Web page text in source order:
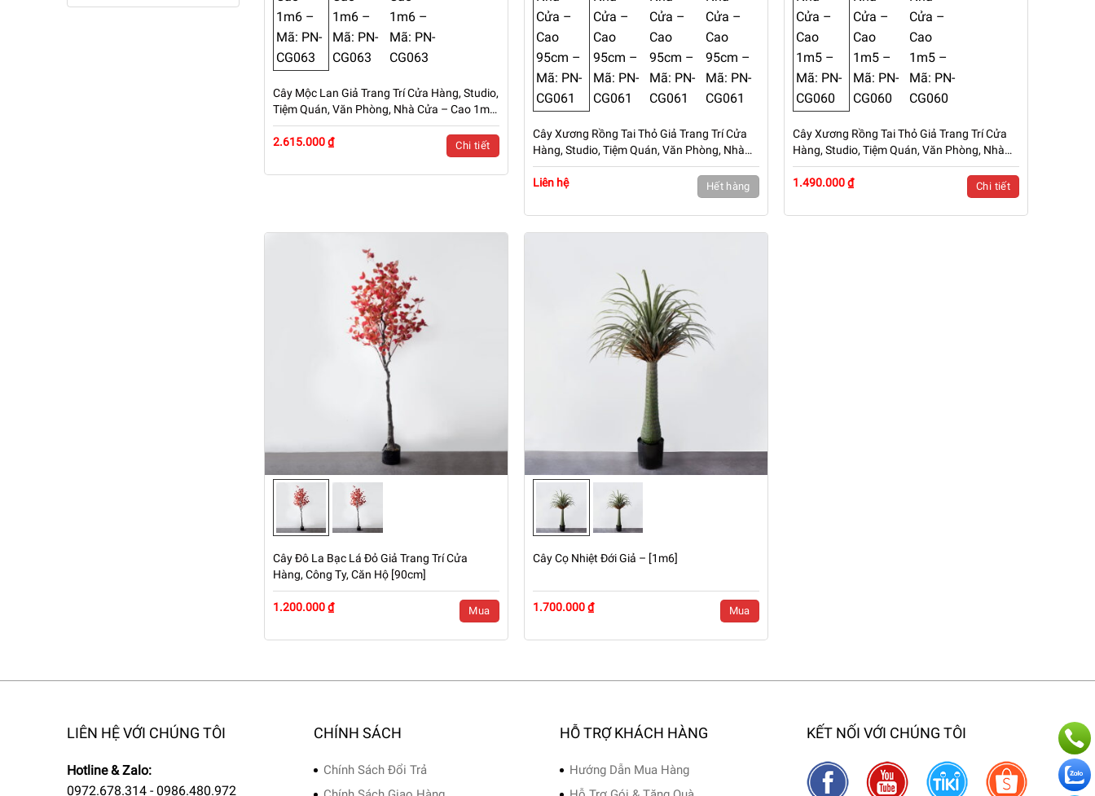
Cây Mộc Lan Giả Trang Trí Cửa Hàng, Studio,
Tiệm Quán, Văn Phòng, Nhà Cửa – Cao 1m6
– Mã: PN-CG063
2.615.000 ₫
Chi tiết
Cây Xương Rồng Tai Thỏ Giả Trang Trí Cửa
Hàng, Studio, Tiệm Quán, Văn Phòng, Nhà
Cửa – Cao 95cm – Mã: PN-CG061
Liên hệ
Hết hàng
Cây Xương Rồng Tai Thỏ Giả Trang Trí Cửa
Hàng, Studio, Tiệm Quán, Văn Phòng, Nhà
Cửa – Cao 1m5 – Mã: PN-CG060
1.490.000 ₫
Chi tiết
Cây Đô La Bạc Lá Đỏ Giả Trang Trí Cửa
Hàng, Công Ty, Căn Hộ [90cm]
1.200.000 ₫ Mua
Cây Cọ Nhiệt Đới Giả – [1m6]
1.700.000 ₫ Mua
LIÊN HỆ VỚI CHÚNG TÔI
Hotline & Zalo:
0972.678.314 - 0986.480.972
CHÍNH SÁCH
Chính Sách Đổi Trả
HỖ TRỢ KHÁCH HÀNG
Hướng Dẫn Mua Hàng
KẾT NỐI VỚI CHÚNG TÔI